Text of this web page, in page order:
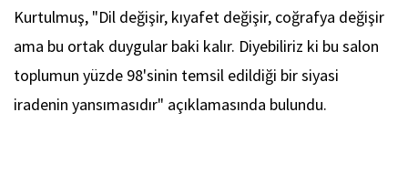
Kurtulmuş, "Dil değişir, kıyafet değişir, coğrafya değişir
ama bu ortak duygular baki kalır. Diyebiliriz ki bu salon
toplumun yüzde 98'sinin temsil edildiği bir siyasi
iradenin yansımasıdır" açıklamasında bulundu.